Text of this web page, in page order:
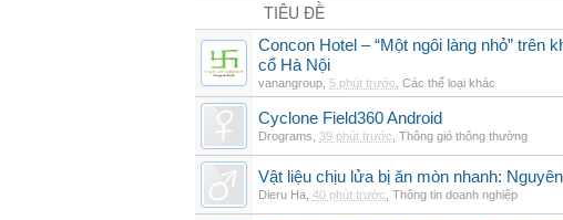
TIÊU ĐỀ
Concon Hotel – “Một ngôi làng nhỏ” trên
cổ Hà Nội
vanangroup 5 phút trước Các thể loại khác
Cyclone Field360 Android
Drograms 39 phút trước Thông gió thông thường
Vật liệu chịu lửa bị ăn mòn nhanh:
Dieru Ha 40 phút trước Thông tin doanh nghiệp